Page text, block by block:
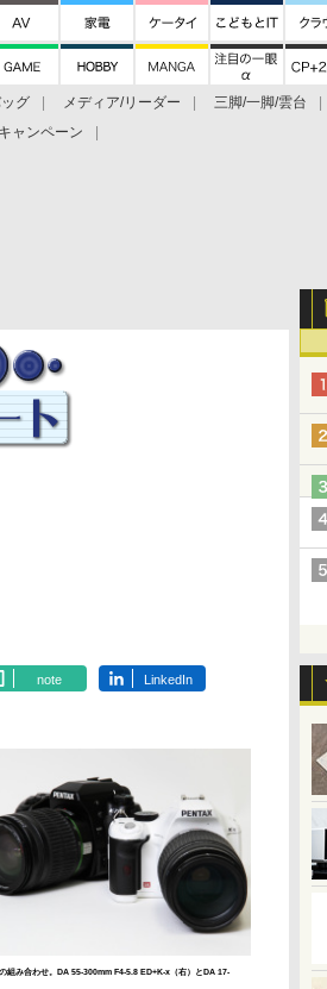
グ メディア/リーダー 三脚/一脚/雲台
キャンペーン
note LinkedIn
組み合わせ。DA 55-300mm F4-5.8 ED+K-x（右）とDA 17-